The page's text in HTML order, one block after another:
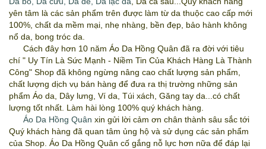
yên tâm là các sản phẩm trên được làm từ da thuộc cao cấp mới
100%, chất da mềm mại, nhẹ nhàng, bền đẹp, bảo hành không
nổ da, bong tróc da.
Cách đây hơn 10 năm Áo Da Hồng Quân đã ra đời với tiêu
chí " Uy Tín Là Sức Mạnh - Niềm Tin Của Khách Hàng Là Thành
Công" Shop đã không ngừng nâng cao chất lượng sản phẩm,
chất lượng dịch vụ bán hàng để đưa ra thị trường những sản
phẩm Áo da, Dây lưng, Ví da, Túi xách, Găng tay da...có chất
lượng tốt nhất. Làm hài lòng 100% quý khách hàng.
Áo Da Hồng Quân xin gửi lời cảm ơn chân thành sâu sắc tới
Quý khách hàng đã quan tâm ủng hộ và sử dụng các sản phẩm
của Shop. Áo Da Hồng Quân cố gắng nỗ lực hơn nữa để đáp lại